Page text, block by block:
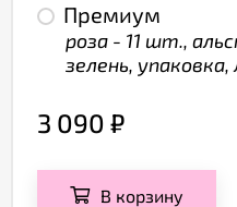
Премиум
роза - 11 шт.,
зелень,
3 090 ₽
В корзину